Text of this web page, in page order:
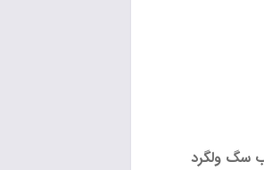
سگ ولگرد